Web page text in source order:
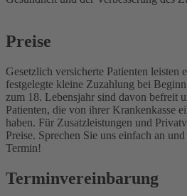
Preise
Gesetzlich versicherte Patienten leisten
festgelegte kleine Zuzahlung bei
zum 18. Lebensjahr sind davon befreit
Patienten, die von ihrer Krankenkasse
haben. Für Zusatzleistungen und
Preise. Sprechen Sie uns einfach an
Termin!
Terminvereinbarung